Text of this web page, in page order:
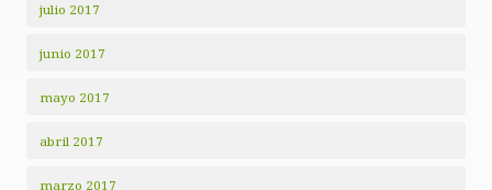
julio 2017
junio 2017
mayo 2017
abril 2017
marzo 2017